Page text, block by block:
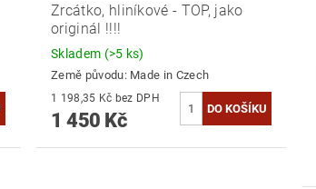
Zrcátko, hliníkové - TOP, jako
originál !!!!
Skladem (>5 ks)
Země původu: Made in Czech
1 198,35 Kč bez DPH
1 450 Kč